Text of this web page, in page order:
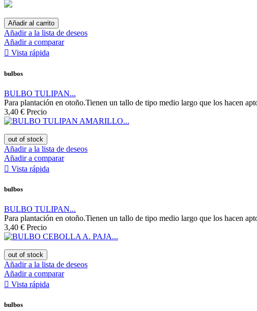
Añadir al carrito
Añadir a la lista de deseos
Añadir a comparar
 Vista rápida
bulbos
BULBO TULIPAN...
Para plantación en otoño.Tienen un tallo de tipo medio largo que los hacen
3,40 € Precio
out of stock
Añadir a la lista de deseos
Añadir a comparar
 Vista rápida
bulbos
BULBO TULIPAN...
Para plantación en otoño.Tienen un tallo de tipo medio largo que los hacen
3,40 € Precio
out of stock
Añadir a la lista de deseos
Añadir a comparar
 Vista rápida
bulbos